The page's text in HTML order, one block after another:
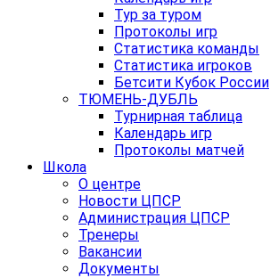
Тур за туром
Протоколы игр
Статистика команды
Статистика игроков
Бетсити Кубок России
ТЮМЕНЬ-ДУБЛЬ
Турнирная таблица
Календарь игр
Протоколы матчей
Школа
О центре
Новости ЦПСР
Администрация ЦПСР
Тренеры
Вакансии
Документы